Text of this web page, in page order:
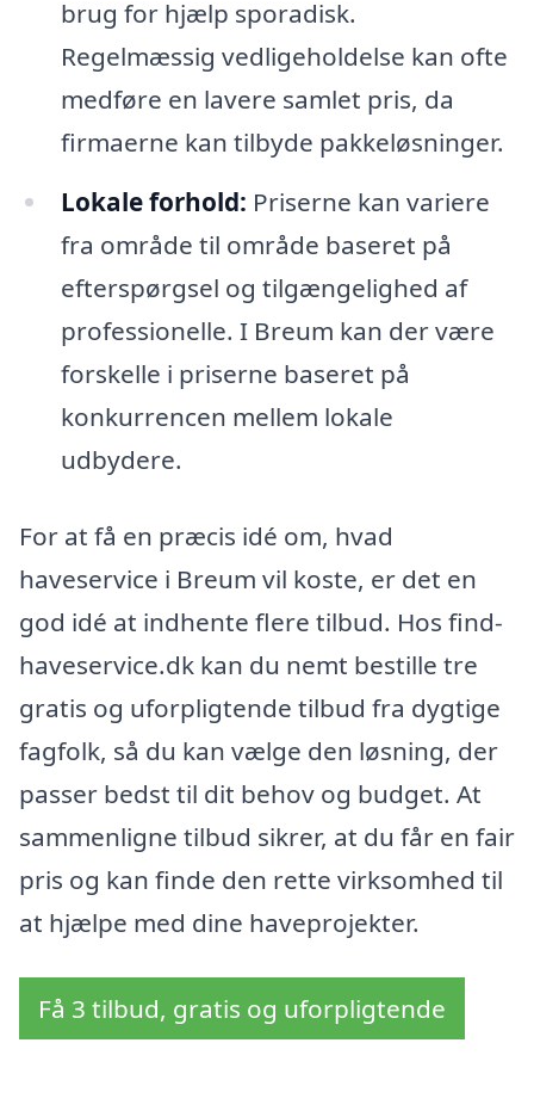
brug for hjælp sporadisk.
Regelmæssig vedligeholdelse kan ofte
medføre en lavere samlet pris, da
firmaerne kan tilbyde pakkeløsninger.
Lokale forhold: Priserne kan variere
fra område til område baseret på
efterspørgsel og tilgængelighed af
professionelle. I Breum kan der være
forskelle i priserne baseret på
konkurrencen mellem lokale
udbydere.
For at få en præcis idé om, hvad
haveservice i Breum vil koste, er det en
god idé at indhente flere tilbud. Hos find-
haveservice.dk kan du nemt bestille tre
gratis og uforpligtende tilbud fra dygtige
fagfolk, så du kan vælge den løsning, der
passer bedst til dit behov og budget. At
sammenligne tilbud sikrer, at du får en fair
pris og kan finde den rette virksomhed til
at hjælpe med dine haveprojekter.
Få 3 tilbud, gratis og uforpligtende